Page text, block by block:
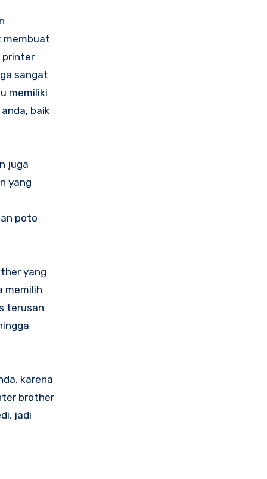
membuat
printer
sangat
memiliki
baik
juga
yang
poto
yang
memilih
terusan
karena
brother
jadi